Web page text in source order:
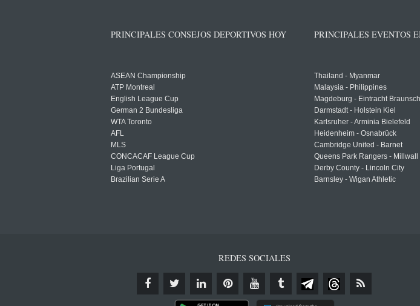
PRINCIPALES CONSEJOS DEPORTIVOS HOY
ASEAN Championship
ATP Montreal
English League Cup
German 2 Bundesliga
WTA Toronto
AFL
MLS
CONCACAF League Cup
Liga Portugal
Brazilian Serie A
PRINCIPALES EVENTOS
Thailand - Myanmar
Malaysia - Philippines
Magdeburg - Eintracht
Darmstadt - Holstein Kiel
Karlsruher - Arminia Bielefeld
Heidenheim - Osnabrück
Cambridge United - Barnet
Queens Park Rangers - Millwall
Derby County - Lincoln City
Barnsley - Wigan Athletic
REDES SOCIALES